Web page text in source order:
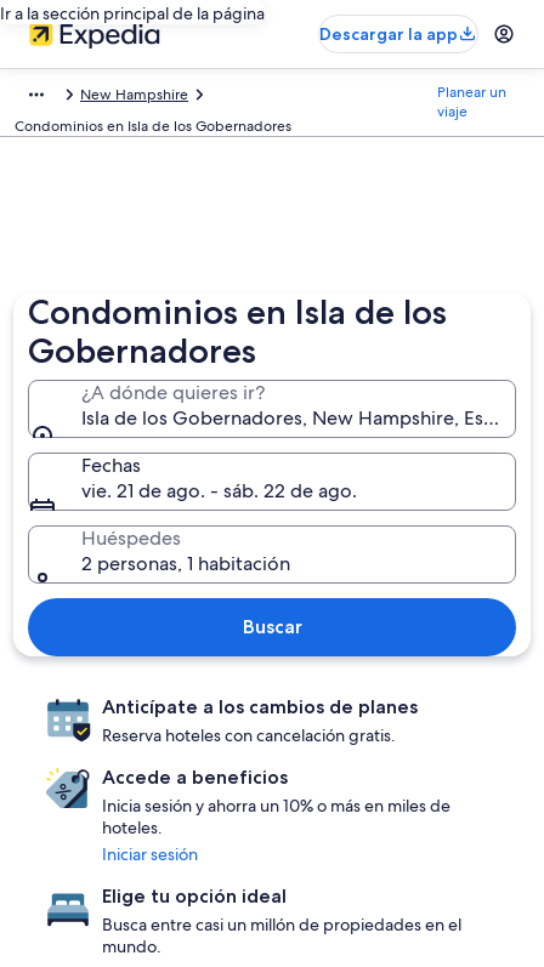
Ir a la sección principal de la página
Descargar la app
New Hampshire
Condominios en Isla de los Gobernadores
Planear un
viaje
Condominios en Isla de los
Gobernadores
¿A dónde quieres ir?
Isla de los Gobernadores, New Hampshire, Estados
Fechas
vie. 21 de ago. - sáb. 22 de ago.
Huéspedes
2 personas, 1 habitación
Buscar
Anticípate a los cambios de planes
Reserva hoteles con cancelación gratis.
Accede a beneficios
Inicia sesión y ahorra un 10% o más en miles de
hoteles.
Iniciar sesión
Elige tu opción ideal
Busca entre casi un millón de propiedades en el
mundo.